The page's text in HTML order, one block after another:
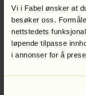
Vi i Fabel ønsker at
besøker oss.
nettstedets
løpende tilpasse
i annonser for å